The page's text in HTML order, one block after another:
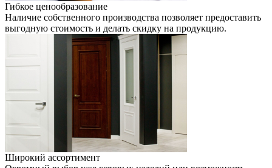
Гибкое ценообразование
Наличие собственного производства позволяет предоставить
выгодную стоимость и делать скидку на продукцию.
Широкий ассортимент